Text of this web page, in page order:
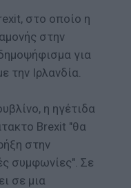
στο οποίο η
στην
για
την Ιρλανδία.
η ηγέτιδα
Brexit "θα
στην
συμφωνίες". Σε
σε μια